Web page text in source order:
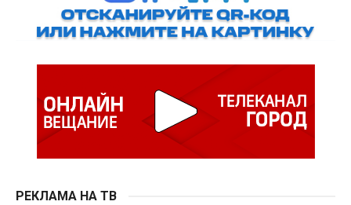
РЕКЛАМА НА ТВ